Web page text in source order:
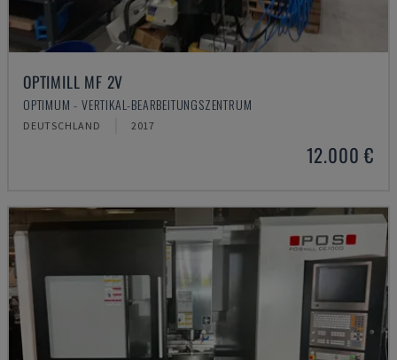
OPTIMILL MF 2V
OPTIMUM - VERTIKAL-BEARBEITUNGSZENTRUM
DEUTSCHLAND 2017
12.000 €